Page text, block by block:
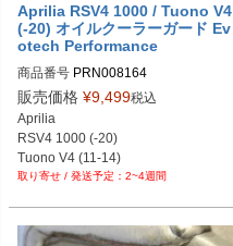
Aprilia RSV4 1000 / Tuono V4
(-20) オイルクーラーガード Ev
otech Performance
商品番号 PRN008164
PRN008164-01
PRN008164-02
PRN008164-03
PRN008164-04
PRN008164-05
PRN008164-07
PRN008164-08
販売価格 ¥9,499税込
Aprilia
RSV4 1000 (-20)
Tuono V4 (11-14)
Tuono V4 1100 (-20)2~4週間